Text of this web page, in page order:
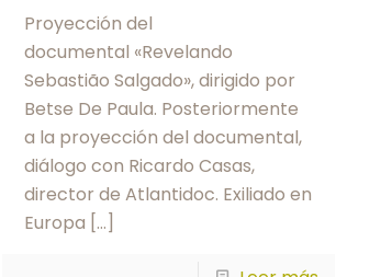
Proyección del
documental «Revelando
Sebastião Salgado», dirigido por
Betse De Paula. Posteriormente
a la proyección del documental,
diálogo con Ricardo Casas,
director de Atlantidoc. Exiliado en
Europa […]